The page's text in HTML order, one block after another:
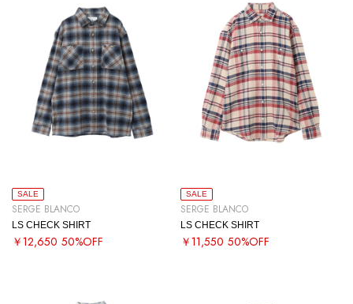
SALE
SERGE BLANCO
LS CHECK SHIRT
￥12,650 50%OFF
SALE
SERGE BLANCO
LS CHECK SHIRT
￥11,550 50%OFF